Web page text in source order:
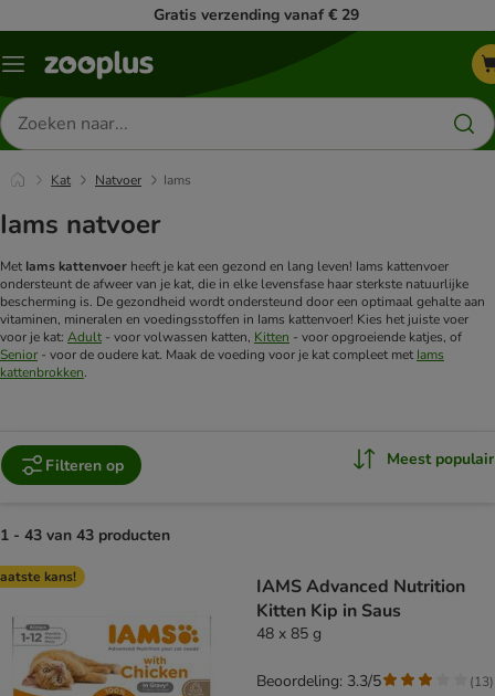
Gratis verzending vanaf € 29
Menu
Zoeken
naar
producten
Kat Natvoer Iams
Iams natvoer
Met Iams kattenvoer heeft je kat een gezond en lang leven! Iams kattenvoer
ondersteunt de afweer van je kat, die in elke levensfase haar sterkste natuurlijke
bescherming is. De gezondheid wordt ondersteund door een optimaal gehalte aan
vitaminen, mineralen en voedingsstoffen in Iams kattenvoer! Kies het juiste voer
voor je kat: Adult - voor volwassen katten, Kitten - voor opgroeiende katjes, of
Senior - voor de oudere kat. Maak de voeding voor je kat compleet met Iams
kattenbrokken.
Filteren op Meest populair
1 - 43 van 43 producten
product items have been changed
kans!
IAMS Advanced Nutrition
Kitten Kip in Saus
48 x 85 g
Beoordeling: 3.3/5 (13)